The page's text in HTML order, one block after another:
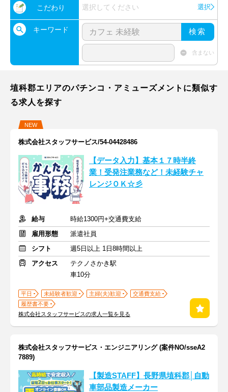
こだわり 選択してください 選択
キーワード 検索
含まない
埴科郡エリアのパチンコ・アミューズメントに類似す
る求人を探す
NEW
株式会社スタッフサービス/54-04428486
【データ入力】基本１７時半終
業！受発注業務など！未経験チャ
レンジＯＫ☆彡
給与
時給1300円+交通費支給
雇用形態
派遣社員
シフト
週5日以上 1日8時間以上
アクセス
テクノさかき駅
車10分
平日 未経験者歓迎 主婦(夫)歓迎
交通費支給
履歴書不要
株式会社スタッフサービスの求人一覧を見る
株式会社スタッフサービス・エンジニアリング (案件NO/sseA2
7889)
【製造STAFF】長野県埴科郡│自動
車部品製造メーカー